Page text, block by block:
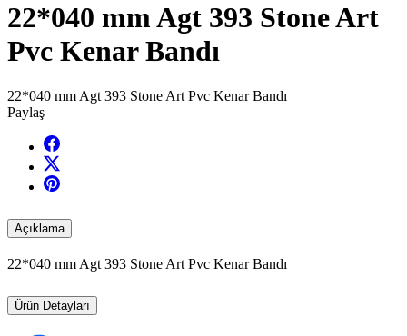
22*040 mm Agt 393 Stone Art
Pvc Kenar Bandı
22*040 mm Agt 393 Stone Art Pvc Kenar Bandı
Paylaş
Açıklama
22*040 mm Agt 393 Stone Art Pvc Kenar Bandı
Ürün Detayları